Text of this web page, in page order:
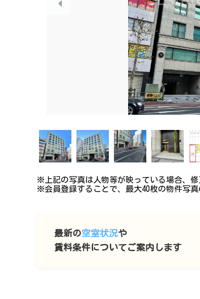
※上記の写真は人物等が映っている場合、修
※会員登録することで、最大40枚の物件写真
最新の空室状況や
賃料条件についてご案内します